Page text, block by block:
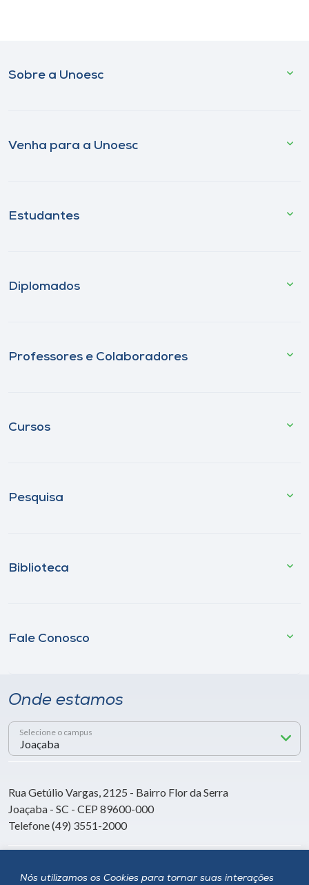
Nós utilizamos os Cookies para tornar suas interações
Sobre a Unoesc
Venha para a Unoesc
Estudantes
Diplomados
Professores e Colaboradores
Cursos
Pesquisa
Biblioteca
Fale Conosco
Onde estamos
Selecione o campus
Rua Getúlio Vargas, 2125 - Bairro Flor da Serra
Joaçaba - SC - CEP 89600-000
Telefone (49) 3551-2000
Siga a Unoesc